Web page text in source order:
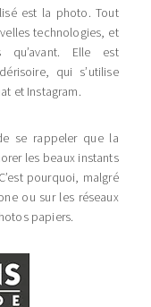
est la photo. Tout
technologies, et
Elle est
qui s’utilise
et Instagram.
se rappeler que la
les beaux instants
pourquoi, malgré
ou sur les réseaux
papiers.